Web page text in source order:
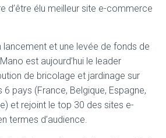
d’être élu meilleur site e-commerce
lancement et une levée de fonds de
est aujourd’hui le leader
de bricolage et jardinage sur
6 pays (France, Belgique, Espagne,
et rejoint le top 30 des sites e-
termes d’audience.